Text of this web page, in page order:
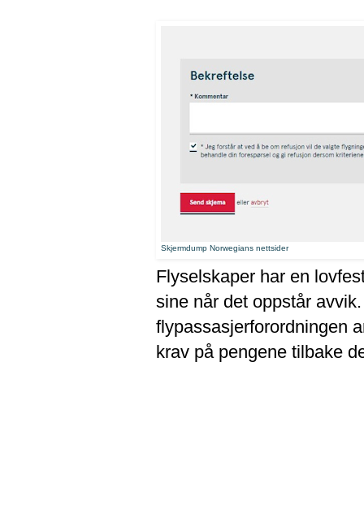
Skjermdump Norwegians nettsider
Flyselskaper har en
sine når det oppstår
flypassasjerforordningen
krav på pengene tilbake